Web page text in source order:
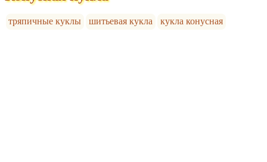
тряпичные куклы шитьевая кукла кукла конусная